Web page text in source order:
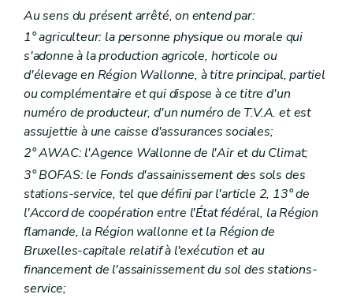
Au sens du présent arrêté, on entend par:
1° agriculteur: la personne physique ou morale qui
s'adonne à la production agricole, horticole ou
d'élevage en Région Wallonne, à titre principal, partiel
ou complémentaire et qui dispose à ce titre d'un
numéro de producteur, d'un numéro de T.V.A. et est
assujettie à une caisse d'assurances sociales;
2° AWAC: l'Agence Wallonne de l'Air et du Climat;
3° BOFAS: le Fonds d'assainissement des sols des
stations-service, tel que défini par l'article 2, 13° de
l'Accord de coopération entre l'État fédéral, la Région
flamande, la Région wallonne et la Région de
Bruxelles-capitale relatif à l'exécution et au
financement de l'assainissement du sol des stations-
service;